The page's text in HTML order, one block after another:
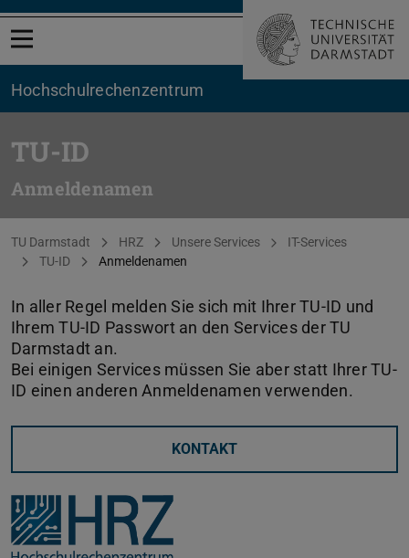
Menü öffnen
Hochschul­rechenzentrum
TU-ID
Anmeldenamen
Sie befinden sich hier:
TU Darmstadt HRZ Unsere Services
IT-Services
TU-ID
Anmeldenamen
In aller Regel melden Sie sich mit Ihrer TU-ID und
Ihrem TU-ID Passwort an den Services der TU
Darmstadt an.
Bei einigen Services müssen Sie aber statt Ihrer TU-
ID einen anderen Anmeldenamen verwenden.
KONTAKT